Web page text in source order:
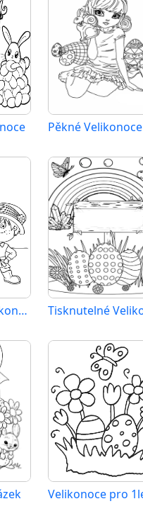
Pěkné Velikonoce
Tisknutelné Velikonoce Obrázek